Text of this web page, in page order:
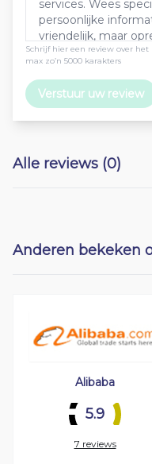
Schrijf hier een review over
max zo’n 5000 karakters
Verstuur uw review
Alle reviews (0)
Anderen bekeken
Alibaba
5.9
7 reviews